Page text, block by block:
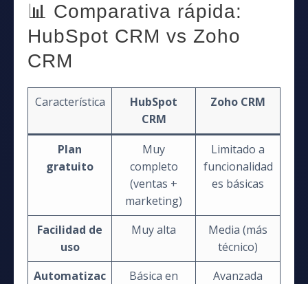
📊 Comparativa rápida:
HubSpot CRM vs Zoho
CRM
Característica
HubSpot
CRM
Zoho CRM
Plan
gratuito
Muy
completo
(ventas +
marketing)
Limitado a
funcionalidad
es básicas
Facilidad de
uso
Muy alta
Media (más
técnico)
Automatizac
Básica en
Avanzada